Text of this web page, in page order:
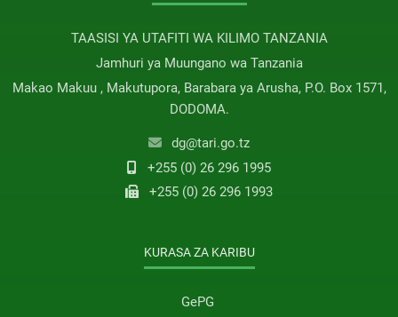
TAASISI YA UTAFITI WA KILIMO TANZANIA
Jamhuri ya Muungano wa Tanzania
Makao Makuu , Makutupora, Barabara ya Arusha, P.O. Box 1571,
DODOMA.
dg@tari.go.tz
+255 (0) 26 296 1995
+255 (0) 26 296 1993
KURASA ZA KARIBU
GePG